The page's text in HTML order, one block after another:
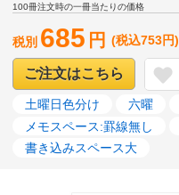
100冊注文時の一冊当たりの価格
税別 685 円 (税込753円)
ご注文はこちら
土曜日色分け 六曜
メモスペース:罫線無し
書き込みスペース大